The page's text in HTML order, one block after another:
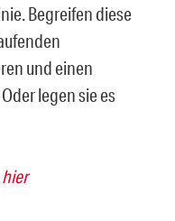
Begreifen diese
und einen
legen sie es
hier